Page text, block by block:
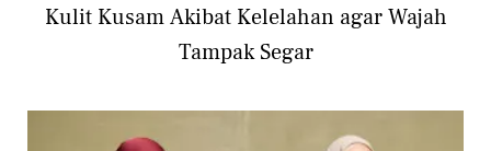
Kulit Kusam Akibat Kelelahan agar Wajah
Tampak Segar